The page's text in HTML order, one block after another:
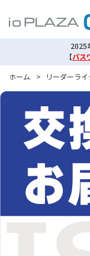
2025
【パス
ホーム
> リーダーライ